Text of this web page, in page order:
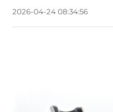
2026-04-24 08:34:56